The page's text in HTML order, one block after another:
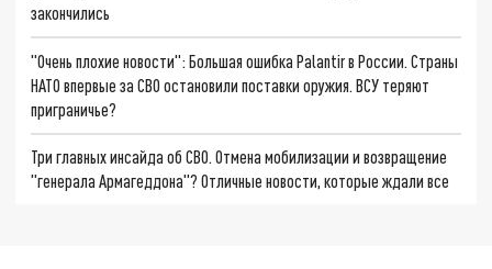
закончились
"Очень плохие новости": Большая ошибка Palantir в России. Страны
НАТО впервые за СВО остановили поставки оружия. ВСУ теряют
приграничье?
Три главных инсайда об СВО. Отмена мобилизации и возвращение
"генерала Армагеддона"? Отличные новости, которые ждали все